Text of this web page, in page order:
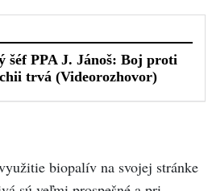
biopalív na svojej stránke